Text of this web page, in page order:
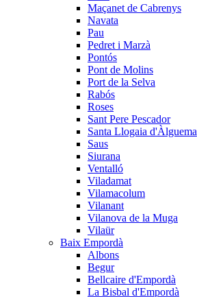
Maçanet de Cabrenys
Navata
Pau
Pedret i Marzà
Pontós
Pont de Molins
Port de la Selva
Rabós
Roses
Sant Pere Pescador
Santa Llogaia d'Àlguema
Saus
Siurana
Ventalló
Viladamat
Vilamacolum
Vilanant
Vilanova de la Muga
Vilaür
Baix Empordà
Albons
Begur
Bellcaire d'Empordà
La Bisbal d'Empordà